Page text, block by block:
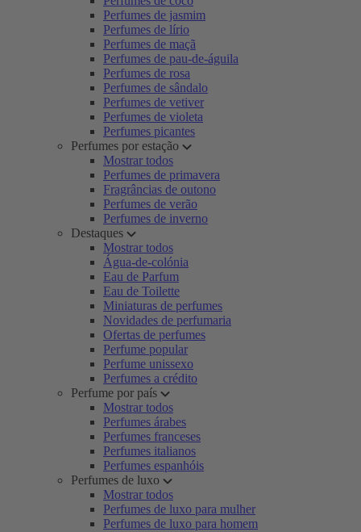
Perfumes de jasmim
Perfumes de lírio
Perfumes de maçã
Perfumes de pau-de-águila
Perfumes de rosa
Perfumes de sândalo
Perfumes de vetiver
Perfumes de violeta
Perfumes picantes
Perfumes por estação
Mostrar todos
Perfumes de primavera
Fragrâncias de outono
Perfumes de verão
Perfumes de inverno
Destaques
Mostrar todos
Água-de-colónia
Eau de Parfum
Eau de Toilette
Miniaturas de perfumes
Novidades de perfumaria
Ofertas de perfumes
Perfume popular
Perfume unissexo
Perfumes a crédito
Perfume por país
Mostrar todos
Perfumes árabes
Perfumes franceses
Perfumes italianos
Perfumes espanhóis
Perfumes de luxo
Mostrar todos
Perfumes de luxo para mulher
Perfumes de luxo para homem